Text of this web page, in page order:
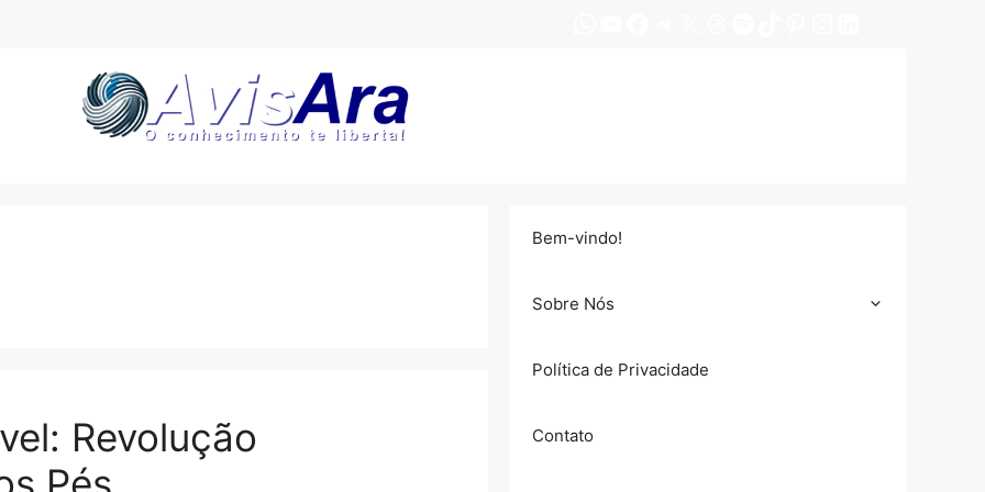
Revolução
Bem-vindo!
Sobre Nós
Política de Privacidade
Contato